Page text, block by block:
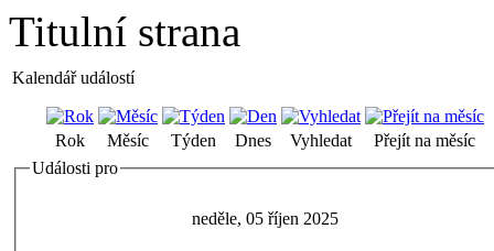
Titulní strana
Kalendář událostí
Rok Měsíc Týden Dnes Vyhledat
Přejít na měsíc
Události pro
neděle, 05 říjen 2025